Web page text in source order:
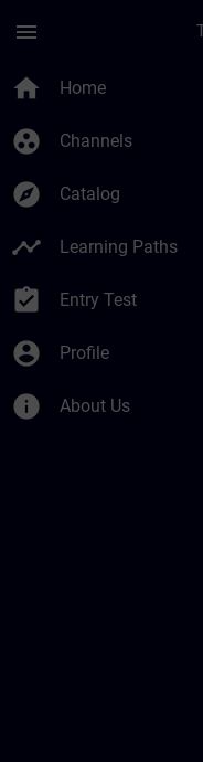
menu
home Home
group_work Channels
explore Catalog
timeline Learning Paths
assignment_turned_in Entry Test
account_circle Profile
info About Us